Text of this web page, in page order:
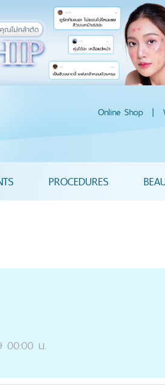
Online Shop |
PROCEDURES
00:00 น.